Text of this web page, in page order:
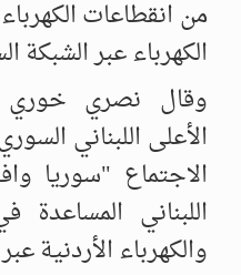
من انقطاعات
الكهرباء عبر الشبكة
وقال نصري خوري
الأعلى اللبناني
الاجتماع "سوريا
اللبناني المساعدة
والكهرباء الأردنية